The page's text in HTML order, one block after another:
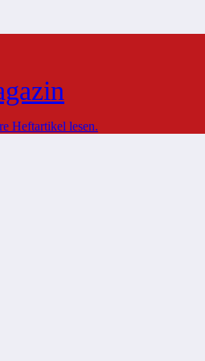
Heftartikel lesen.